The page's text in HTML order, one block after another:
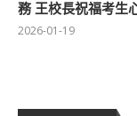
務 王校長祝福考生
2026-01-19